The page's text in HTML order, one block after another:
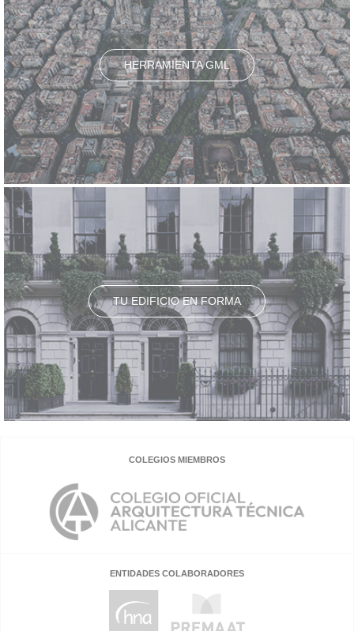
HERRAMIENTA GML
TU EDIFICIO EN FORMA
COLEGIOS MIEMBROS
ENTIDADES COLABORADORES